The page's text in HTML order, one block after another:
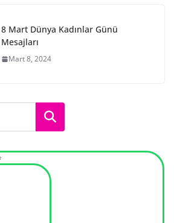
8 Mart Dünya Kadınlar Günü
Mesajları
Mart 8, 2024
Ara